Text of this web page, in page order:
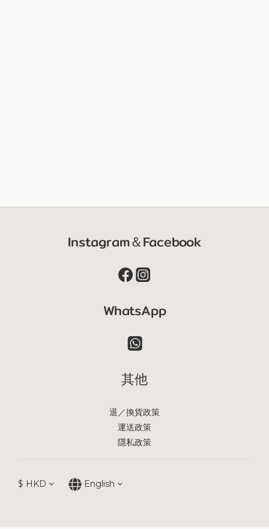
Instagram＆Facebook
WhatsApp
其他
退／換貨政策
運送政策
隱私政策
$ HKD English